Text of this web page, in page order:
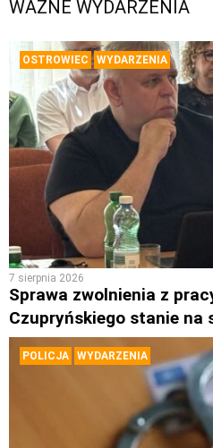
WAŻNE WYDARZENIA
OSTROWIEC WYDARZENIA
7 sierpnia 2026
Sprawa zwolnienia z
Czupryńskiego stanie na
POLICJA WYDARZENIA